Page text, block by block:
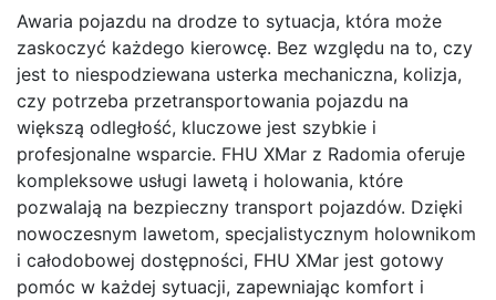
Awaria pojazdu na drodze to sytuacja, która może
zaskoczyć każdego kierowcę. Bez względu na to, czy
jest to niespodziewana usterka mechaniczna, kolizja,
czy potrzeba przetransportowania pojazdu na
większą odległość, kluczowe jest szybkie i
profesjonalne wsparcie. FHU XMar z Radomia oferuje
kompleksowe usługi lawetą i holowania, które
pozwalają na bezpieczny transport pojazdów. Dzięki
nowoczesnym lawetom, specjalistycznym holownikom
i całodobowej dostępności, FHU XMar jest gotowy
pomóc w każdej sytuacji, zapewniając komfort i